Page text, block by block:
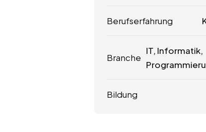
Berufserfahrung
Branche
IT, Informatik,
Bildung